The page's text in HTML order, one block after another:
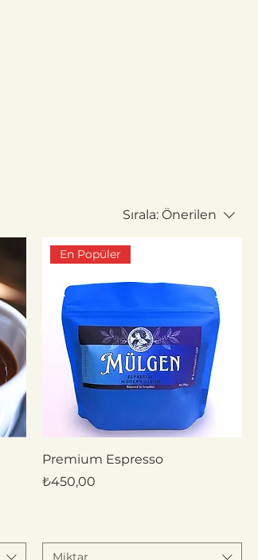
Sırala: Önerilen
En Popüler
Premium Espresso
Fiyat
₺450,00
Miktar